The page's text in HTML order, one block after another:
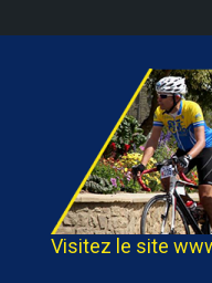
Visitez le site